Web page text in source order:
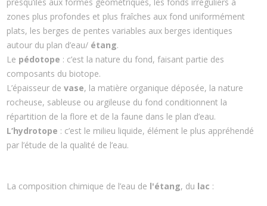
zones plus profondes et plus fraîches aux fond uniformément
plats, les berges de pentes variables aux berges identiques
autour du plan d’eau/ étang.
Le pédotope : c’est la nature du fond, faisant partie des
composants du biotope.
L’épaisseur devase, la matière organique déposée, la nature
rocheuse, sableuse ou argileuse du fond conditionnent la
répartition de la flore et de la faune dans le plan d’eau.
L’hydrotope : c’est le milieu liquide, élément le plus appréhendé
par l’étude de la qualité de l’eau.
La composition chimique de l’eau de l'étang, du lac :